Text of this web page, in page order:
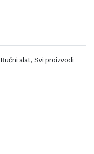
Ručni alat,Svi proizvodi